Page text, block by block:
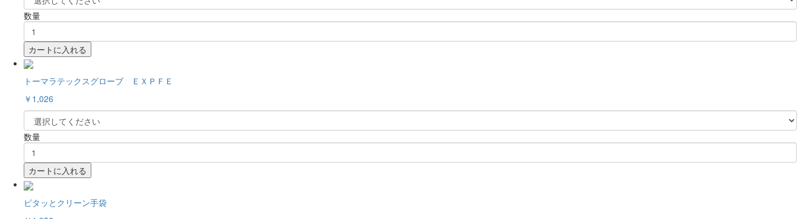
数量
カートに入れる
トーマラテックスグローブ ＥＸＰＦＥ
￥1,026
数量
カートに入れる
ピタッとクリーン手袋